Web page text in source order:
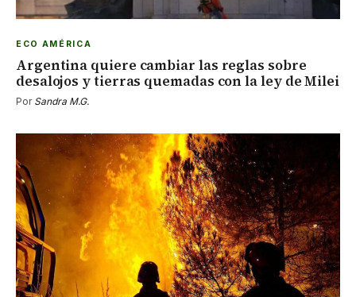
ECO AMÉRICA
Argentina quiere cambiar las reglas sobre
desalojos y tierras quemadas con la ley de Milei
Por Sandra M.G.